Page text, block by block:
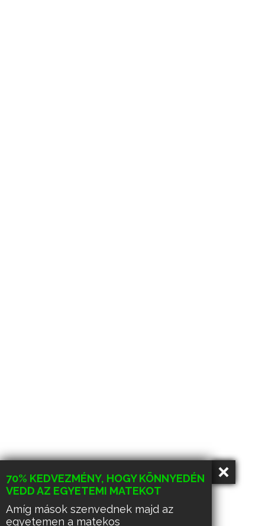
70% KEDVEZMÉNY, HOGY KÖNNYEDÉN
VEDD AZ EGYETEMI MATEKOT
Amíg mások szenvednek majd az
egyetemen a matekos